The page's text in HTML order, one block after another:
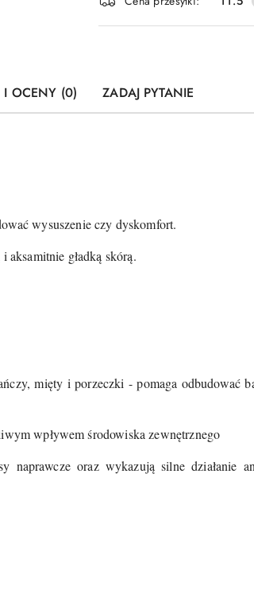
dostawa
I OCENY (0) ZADAJ PYTANIE
wysuszenie czy dyskomfort.
aksamitnie gładką skórą.
mięty i porzeczki - pomaga odbudować
wpływem środowiska zewnętrznego
oraz wykazują silne działanie